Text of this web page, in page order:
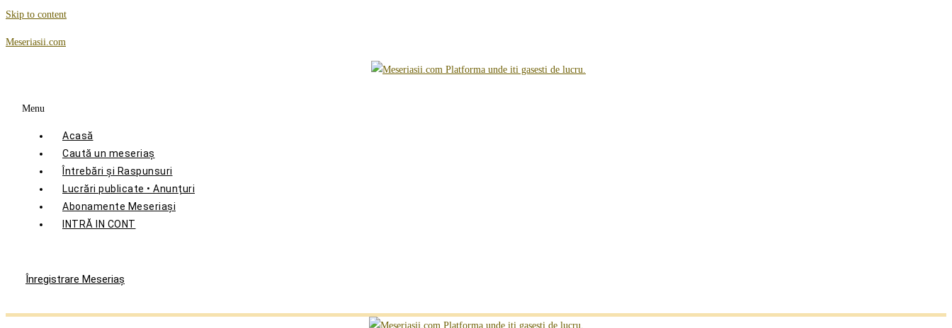
Skip to content
Meseriasii.com
Menu
Acasă
Caută un meseriaș
Întrebări și Raspunsuri
Lucrări publicate • Anunțuri
Abonamente Meseriași
INTRĂ IN CONT
Înregistrare Meseriaş